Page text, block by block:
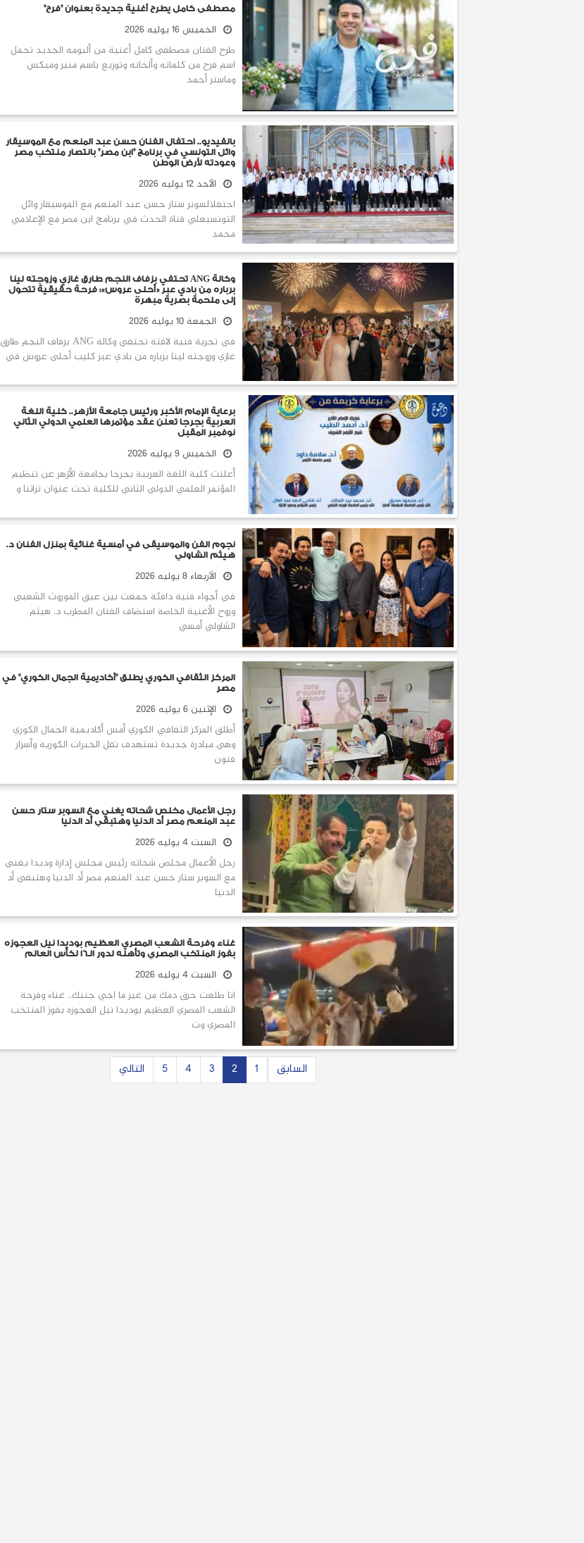
مصطفى كامل يطرح أغنية جديدة بعنوان "فرح"
الخميس 16 يوليه 2026
طرح الفنان مصطفى كامل أغنية من ألبومه الجديد تحمل
اسم فرح من كلماته وألحانه وتوزيع باسم منير وميكس
وماستر أحمد
بالفيديو.. احتفال الفنان حسن عبد المنعم مع الموسيقار
وائل التونسي في برنامج "ابن مصر" بانتصار منتخب مصر
وعودته لأرض الوطن
الأحد 12 يوليه 2026
احتفلالسوبر ستار حسن عبد المنعم مع الموسيقار وائل
التونسيعلي قناة الحدث في برنامج ابن مصر مع الإعلامي
محمد
وكالة ANG تحتفي بزفاف النجم طارق غازي وزوجته لينا
برباره من بادي عبر «أحلى عروس»: فرحة حقيقية تتحول
إلى ملحمة بصرية مبهرة
الجمعة 10 يوليه 2026
في تجربة فنية لافتة تحتفي وكالة ANG بزفاف النجم طارق
غازي وزوجته لينا برباره من بادي عبر كليب أحلى عروس في
برعاية الإمام الأكبر ورئيس جامعة الأزهر.. كلية اللغة
العربية بجرجا تعلن عقد مؤتمرها العلمي الدولي الثاني
نوفمبر المقبل
الخميس 9 يوليه 2026
أعلنت كلية اللغة العربية بجرجا بجامعة الأزهر عن تنظيم
المؤتمر العلمي الدولي الثاني للكلية تحت عنوان تراثنا و
نجوم الفن والموسيقى في أمسية غنائية بمنزل الفنان د.
هيثم الشاولي
الأربعاء 8 يوليه 2026
في أجواء فنية دافئة جمعت بين عبق الموروث الشعبي
وروح الأغنية الخاصة استضاف الفنان المطرب د. هيثم
الشاولي أمسي
المركز الثقافي الكوري يطلق "أكاديمية الجمال الكوري" في
مصر
الإثنين 6 يوليه 2026
أطلق المركز الثقافي الكوري أمس أكاديمية الجمال الكوري
وهي مبادرة جديدة تستهدف نقل الخبرات الكورية وأسرار
فنون
رجل الأعمال مخلص شحاته يغني مع السوبر ستار حسن
عبد المنعم مصر أد الدنيا وهتبقي أد الدنيا
السبت 4 يوليه 2026
رجل الأعمال مخلص شحاته رئيس مجلس إدارة وديدا يغني
مع السوبر ستار حسن عبد المنعم مصر أد الدنيا وهتبقي أد
الدنيا
غناء وفرحة الشعب المصري العظيم بوديدا نيل العجوزه
بفوز المنتخب المصري وتأهله لدور الـ١٦ لكأس العالم
السبت 4 يوليه 2026
انا طلعت حرق دمك من غير ما اجي جنبك.. غناء وفرحة
الشعب المصري العظيم بوديدا نيل العجوزه بفوز المنتخب
المصري وت
السابق 1
2
3
4
5 التالي